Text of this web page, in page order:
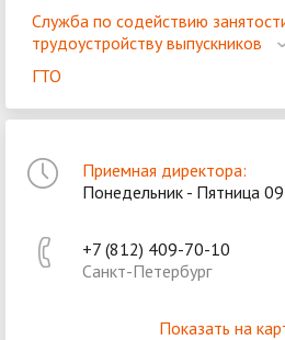
Служба по содействию
трудоустройству выпускников
ГТО
Приемная директора:
Понедельник - Пятница
+7 (812) 409-70-10
Санкт-Петербург
Показать на